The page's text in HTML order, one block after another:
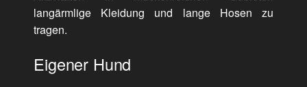
langärmlige Kleidung und lange Hosen zu
tragen.
Eigener Hund